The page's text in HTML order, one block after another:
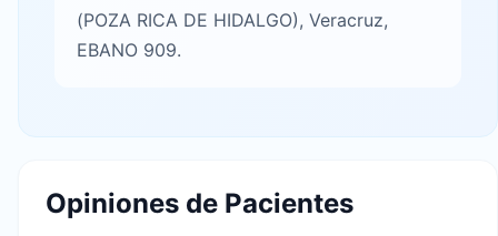
(POZA RICA DE HIDALGO), Veracruz,
EBANO 909.
Opiniones de Pacientes